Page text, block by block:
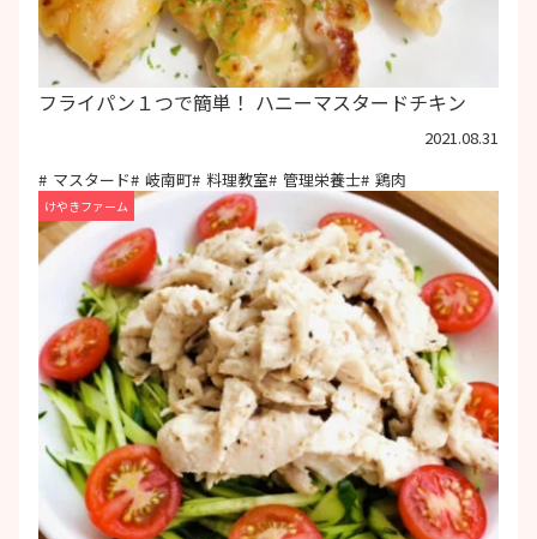
フライパン１つで簡単！ ハニーマスタードチキン
2021.08.31
マスタード
岐南町 料理教室 管理栄養士 鶏肉
けやきファーム